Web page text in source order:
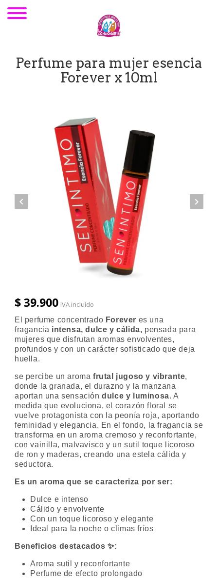
Perfume para mujer esencia
Forever x 10ml
 
$ 39.900 IVA incluído
El perfume concentrado Forever es una
fragancia intensa, dulce y cálida, pensada para
mujeres que disfrutan aromas envolventes,
profundos y con un carácter sofisticado que deja
huella.
se percibe un aroma frutal jugoso y vibrante,
donde la granada, el durazno y la manzana
aportan una sensacióndulce y luminosa. A
medida que evoluciona, el corazón floral se
vuelve protagonista con la peonía roja, aportando
feminidad y elegancia. En el fondo, la fragancia se
transforma en un aroma cremoso y reconfortante,
con vainilla, malvavisco y un sutil toque licoroso
de ron y maderas, creando una estela cálida y
seductora.
Es un aroma que se caracteriza por ser:
Dulce e intenso
Cálido y envolvente
Con un toque licoroso y elegante
Ideal para la noche o climas fríos
Beneficios destacados ✨:
Aroma sutil y reconfortante
Perfume de efecto prolongado